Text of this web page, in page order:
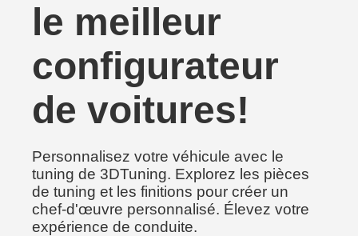
le meilleur
configurateur
de voitures!
Personnalisez votre véhicule avec le
tuning de 3DTuning. Explorez les pièces
de tuning et les finitions pour créer un
chef-d'œuvre personnalisé. Élevez votre
expérience de conduite.